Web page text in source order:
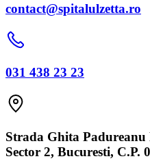
contact@spitalulzetta.ro
031 438 23 23
Strada Ghita Padureanu
Sector 2, Bucuresti, C.P.